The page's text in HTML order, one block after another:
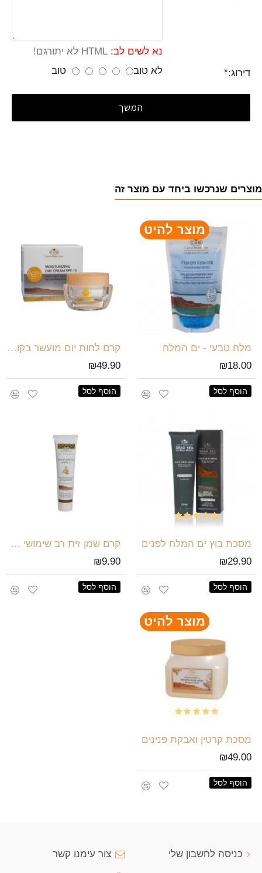
נא לשים לב:
דירוג:
לא טוב טוב
המשך
מוצרים שנרכשו ביחד עם מוצר זה
מוצר להיט
מלח טבעי - ים המלח
₪18.00
הוסף לסל
קרם לחות יום מועשר בקולגן
₪49.90
הוסף לסל
מסכת בוץ ים המלח לפנים
₪29.90
הוסף לסל
קרם שמן זית רב שימושי 100מל
₪9.90
הוסף לסל
מוצר להיט
מסכת קרטין ואבקת פנינים
₪49.00
הוסף לסל
כניסה לחשבון שלי צור עימנו קשר